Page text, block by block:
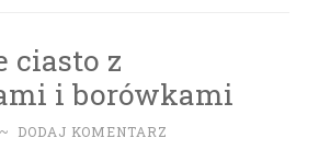
ciasto z
i borówkami
~ DODAJ KOMENTARZ